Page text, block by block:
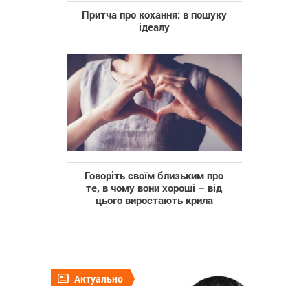
Притча про кохання: в пошуку
ідеалу
Говоріть своїм близьким про
те, в чому вони хороші – від
цього виростають крила
Актуально